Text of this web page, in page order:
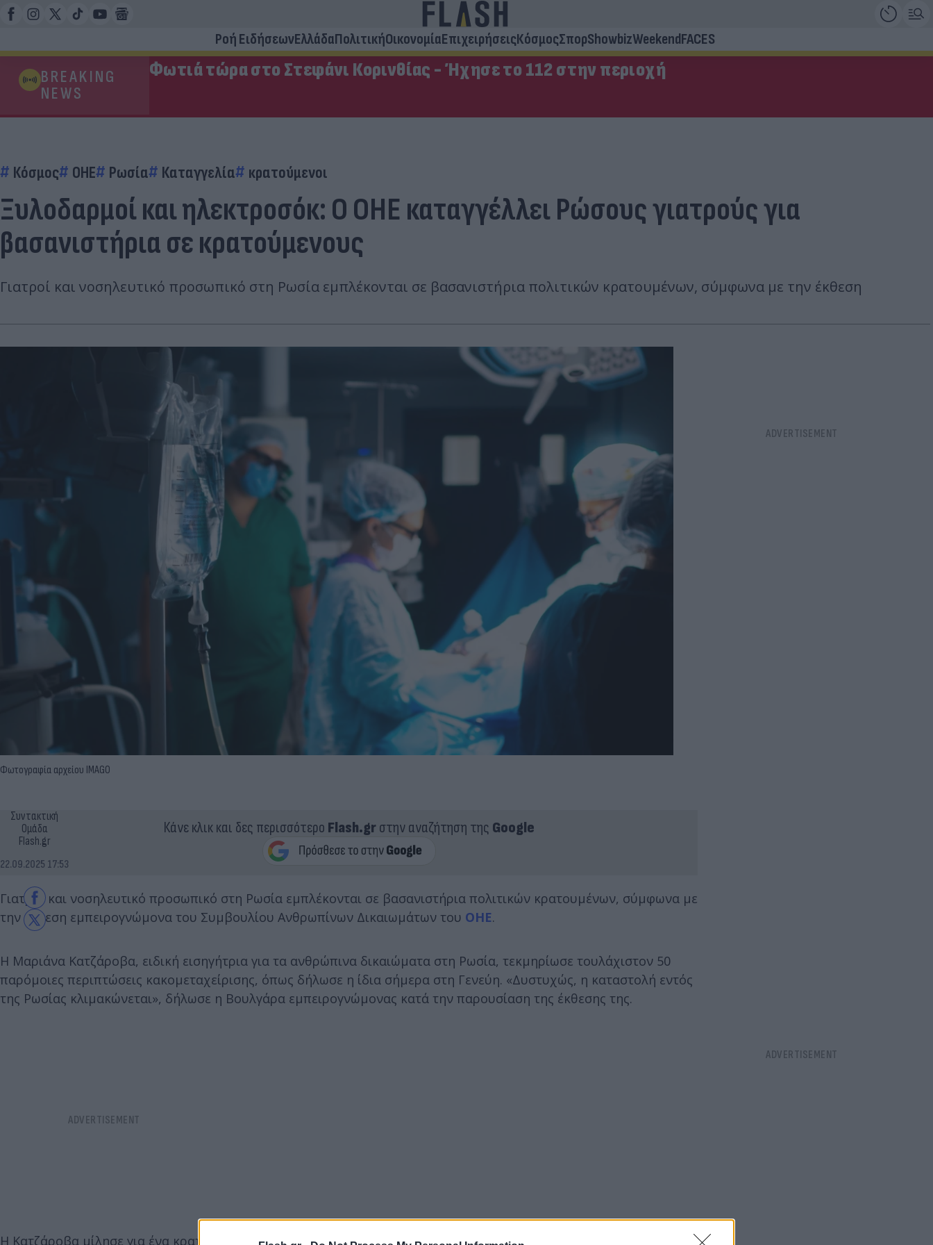
Ροή ΕιδήσεωνΕλλάδαΠολιτικήΟικονομίαΕπιχειρήσειςΚόσμοςΣπορShowbizWeekendFACES
BREAKING
NEWS
Φωτιά τώρα στο Στεφάνι Κορινθίας - Ήχησε το 112 στην περιοχή
Κόσμος ΟΗΕ Ρωσία Καταγγελία κρατούμενοι
Ξυλοδαρμοί και ηλεκτροσόκ: Ο ΟΗΕ καταγγέλλει Ρώσους γιατρούς για
βασανιστήρια σε κρατούμενους
Γιατροί και νοσηλευτικό προσωπικό στη Ρωσία εμπλέκονται σε βασανιστήρια πολιτικών κρατουμένων, σύμφωνα με την έκθεση
Φωτογραφία αρχείου IMAGO
Συντακτική
Ομάδα
Flash.gr
22.09.2025 17:53
Κάνε κλικ και δες περισσότερο Flash.grστην αναζήτηση της Google
Γιατροί και νοσηλευτικό προσωπικό στη Ρωσία εμπλέκονται σε βασανιστήρια πολιτικών κρατουμένων, σύμφωνα με
την έκθεση εμπειρογνώμονα του Συμβουλίου Ανθρωπίνων Δικαιωμάτων του ΟΗΕ.
Η Μαριάνα Κατζάροβα, ειδική εισηγήτρια για τα ανθρώπινα δικαιώματα στη Ρωσία, τεκμηρίωσε τουλάχιστον 50
παρόμοιες περιπτώσεις κακομεταχείρισης, όπως δήλωσε η ίδια σήμερα στη Γενεύη. «Δυστυχώς, η καταστολή εντός
της Ρωσίας κλιμακώνεται», δήλωσε η Βουλγάρα εμπειρογνώμονας κατά την παρουσίαση της έκθεσης της.
Η Κατζάροβα μίλησε για ένα κρατικό σύστημα που βασίζεται στον φόβο και την τιμωρία, όπου οι πολιτικοί